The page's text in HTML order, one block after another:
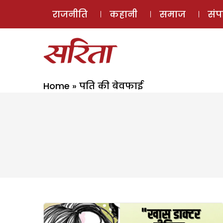
राजनीति कहानी समाज
Home » पति की बेवफाई